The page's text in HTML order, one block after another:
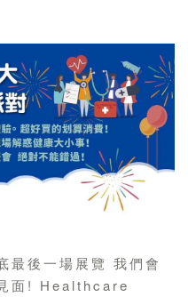
後一場展覽 我們會
面! Healthcare